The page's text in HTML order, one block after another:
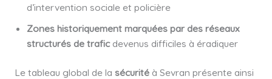
d’intervention sociale et policière
Zones historiquement marquées par des réseaux
structurés de traficdevenus difficiles à éradiquer
Le tableau global de la sécuritéà Sevran présente ainsi